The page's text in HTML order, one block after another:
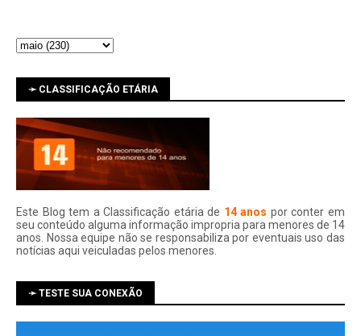
➛ CLASSIFICAÇÃO ETÁRIA
Este Blog tem a Classificação etária de 14 anos por conter em
seu conteúdo alguma informação impropria para menores de 14
anos. Nossa equipe não se responsabiliza por eventuais uso das
notí­cias aqui veiculadas pelos menores.
➛ TESTE SUA CONEXÃO